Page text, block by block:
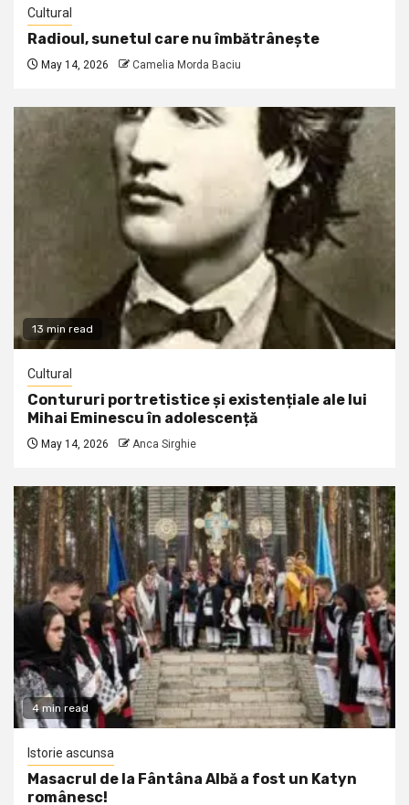
Cultural
Radioul, sunetul care nu îmbătrânește
May 14, 2026 Camelia Morda Baciu
13 min read
Cultural
Contururi portretistice și existențiale ale lui
Mihai Eminescu în adolescență
May 14, 2026 Anca Sirghie
4 min read
Istorie ascunsa
Masacrul de la Fântâna Albă a fost un Katyn
românesc!